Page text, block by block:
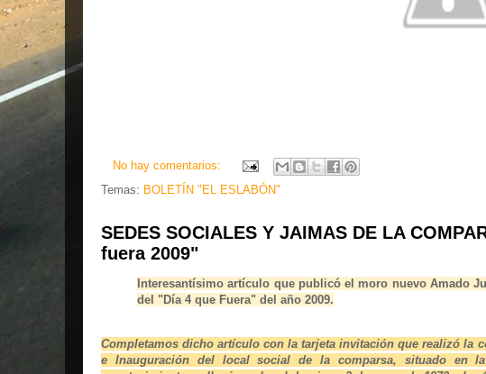
No hay comentarios:
Temas: BOLETÍN "EL ESLABÓN"
SEDES SOCIALES Y JAIMAS DE LA
fuera 2009"
Interesantísimo artículo que publicó el moro nuevo Amado
del "Día 4 que Fuera" del año 2009.
Completamos dicho artículo con la tarjeta invitación que realizó la
e Inauguración del local social de la comparsa, situado en